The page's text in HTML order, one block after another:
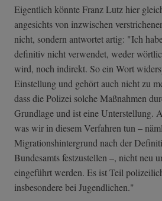
Eigentlich könnte Franz Lutz hier
angesichts von inzwischen
nicht, sondern antwortet artig: "Ich
definitiv nicht verwendet, weder
wird, noch indirekt. So ein Wort
Einstellung und gehört auch nicht zu
dass die Polizei solche Maßnahmen
Grundlage und ist eine Unterstellung.
was wir in diesem Verfahren tun –
Migrationshintergrund nach der
Bundesamts festzustellen –, nicht neu
eingeführt werden. Es ist Teil
insbesondere bei Jugendlichen."